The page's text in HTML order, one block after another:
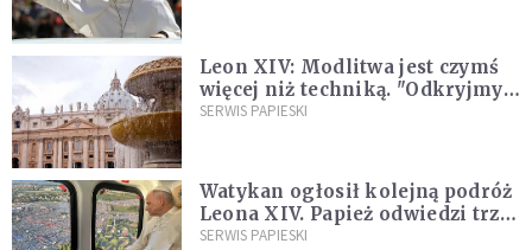
Leon XIV: Modlitwa jest czymś
więcej niż techniką. "Odkryjmy
ją na nowo"
SERWIS PAPIESKI
Watykan ogłosił kolejną podróż
Leona XIV. Papież odwiedzi trzy
kraje Ameryki Południowej
SERWIS PAPIESKI